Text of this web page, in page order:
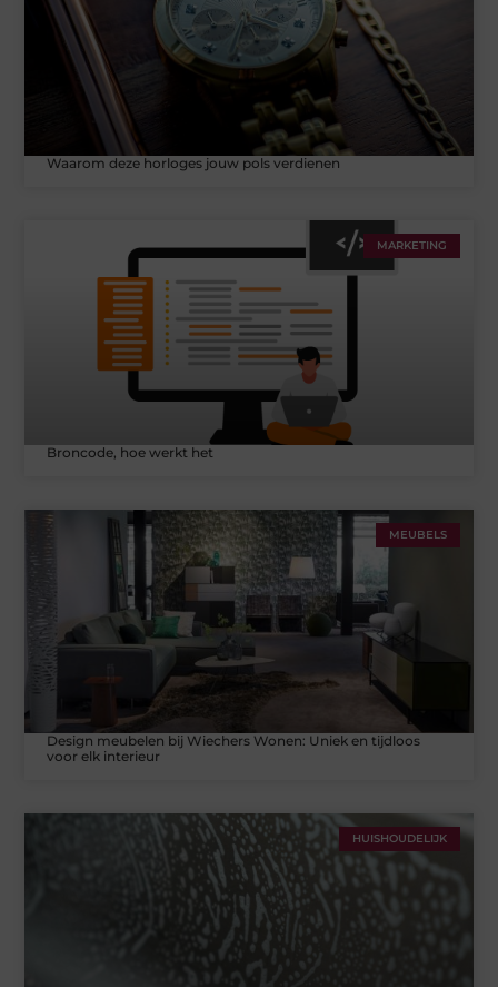
Waarom deze horloges jouw pols verdienen
MARKETING
Broncode, hoe werkt het
MEUBELS
Design meubelen bij Wiechers Wonen: Uniek en tijdloos
voor elk interieur
HUISHOUDELIJK